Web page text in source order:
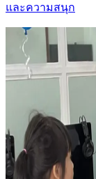
และความสนุก